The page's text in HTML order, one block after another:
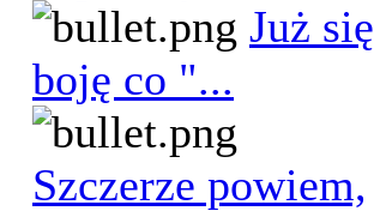
Już się
boję co "...
Szczerze powiem,